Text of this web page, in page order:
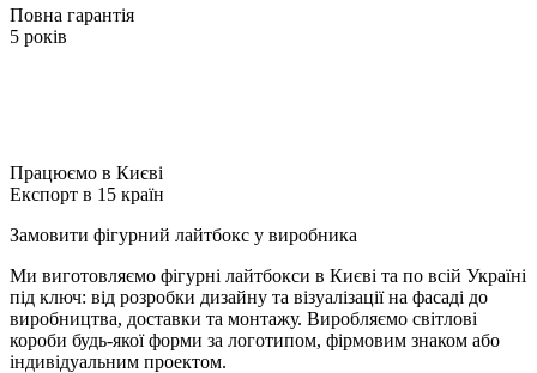
Повна гарантія
5 років
Працюємо в Києві
Експорт в 15 країн
Замовити фігурний лайтбокс у виробника
Ми виготовляємо фігурні лайтбокси в Києві та по всій Україні
під ключ: від розробки дизайну та візуалізації на фасаді до
виробництва, доставки та монтажу. Виробляємо світлові
короби будь-якої форми за логотипом, фірмовим знаком або
індивідуальним проектом.